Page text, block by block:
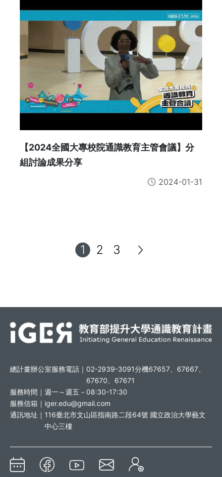
【2024全國大專校院通識教育主管會議】分
組討論成果分享
2024-01-31
1 2 3
總計畫辦公室服務電話｜ 02-2939-3091分機67657、67667、
67670、67671
服務時間｜ 週一～週五－08:30-17:30
服務信箱｜ iger.edu@gmail.com
通訊地址｜ 116臺北市文山區指南路二段64號 國立政治大學藝文
中心三樓